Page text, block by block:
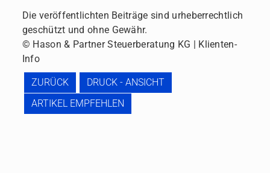
Die veröffentlichten Beiträge sind urheberrechtlich
geschützt und ohne Gewähr.
© Hason & Partner Steuerberatung KG | Klienten-
Info
ZURÜCK
DRUCK - ANSICHT
ARTIKEL EMPFEHLEN